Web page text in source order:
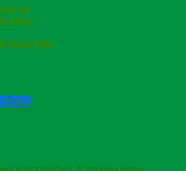
sẻ
hãng
Danh hiệu